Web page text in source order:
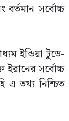
সর্বোচ্চ
ইন্ডিয়া টুডে-
ইরানের সর্বোচ্চ
এ তথ্য নিশ্চিত